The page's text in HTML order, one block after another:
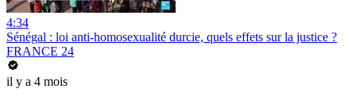
4:34
Sénégal : loi anti-homosexualité durcie, quels effets sur la justice ?
FRANCE 24
il y a 4 mois